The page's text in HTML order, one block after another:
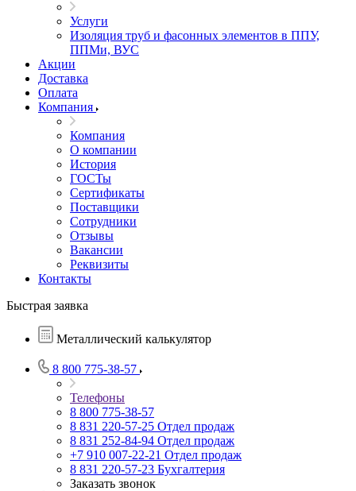
Услуги
Изоляция труб и фасонных элементов в ППУ,
ППМи, ВУС
Акции
Доставка
Оплата
Компания
Компания
О компании
История
ГОСТы
Сертификаты
Поставщики
Сотрудники
Отзывы
Вакансии
Реквизиты
Контакты
Быстрая заявка
Металлический калькулятор
8 800 775-38-57
Телефоны
8 800 775-38-57
8 831 220-57-25 Отдел продаж
8 831 252-84-94 Отдел продаж
+7 910 007-22-21 Отдел продаж
8 831 220-57-23 Бухгалтерия
Заказать звонок